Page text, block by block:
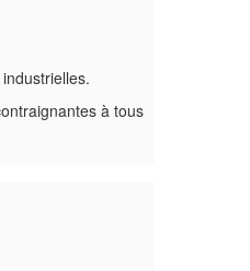
à tous